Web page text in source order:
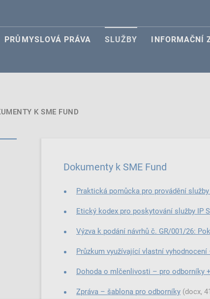
PRŮMYSLOVÁ PRÁVA SLUŽBY INFORMAČNÍ
K SME FUND
Dokumenty k SME Fund
Praktická pomůcka pro provádění
Etický kodex pro poskytování služby IP
Výzva k podání návrhů č. GR/001/26:
Průzkum využívající vlastní vyhodnocení
Dohoda o mlčenlivosti –⁠⁠⁠⁠⁠⁠ pro odborníky
Zpráva –⁠⁠⁠⁠⁠⁠ šablona pro odborníky (docx,